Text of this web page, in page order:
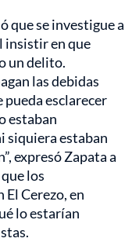
que se investigue a
insistir en que
un delito.
las debidas
pueda esclarecer
estaban
siquiera estaban
expresó Zapata a
los
Cerezo, en
lo estarían